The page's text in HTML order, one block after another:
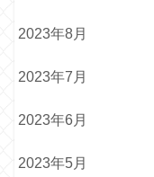
2023年8月
2023年7月
2023年6月
2023年5月